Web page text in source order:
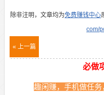
除非注明，文章均为免费赚钱中心
com/
« 上一篇
必做
趣闲赚，手机做任务